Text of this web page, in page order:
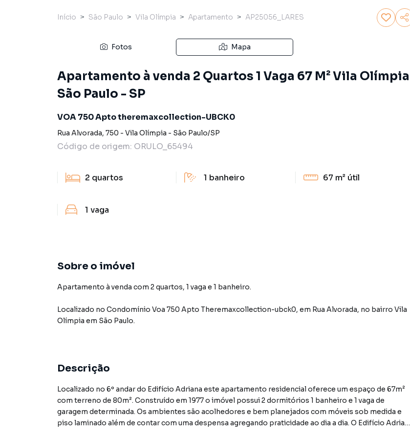
Início São Paulo Vila Olímpia Apartamento AP25056_LARES
Fotos Mapa
Apartamento à venda 2 Quartos 1 Vaga 67 M² Vila Olímpia
São Paulo - SP
VOA 750 Apto theremaxcollection-UBCK0
Rua Alvorada, 750 - Vila Olímpia - São Paulo/SP
Código de origem: ORULO_65494
2 quartos 1 banheiro 67 m² útil
1 vaga
Sobre o imóvel
Apartamento à venda com 2 quartos, 1 vaga e 1 banheiro.
Localizado no Condomínio Voa 750 Apto Theremaxcollection-ubck0, em Rua Alvorada, no bairro Vila
Olímpia em São Paulo.
Descrição
Localizado no 6º andar do Edifício Adriana este apartamento residencial oferece um espaço de 67m²
com terreno de 80m². Construído em 1977 o imóvel possui 2 dormitórios 1 banheiro e 1 vaga de
garagem determinada. Os ambientes são acolhedores e bem planejados com móveis sob medida e
piso laminado além de contar com uma despensa agregando praticidade ao dia a dia. O Edifício Adriana